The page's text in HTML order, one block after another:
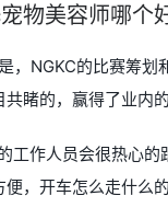
物美容师哪个
，NGKC的比赛筹划
睹的，赢得了业内的
工作人员会很热心的
便，开车怎么走什么